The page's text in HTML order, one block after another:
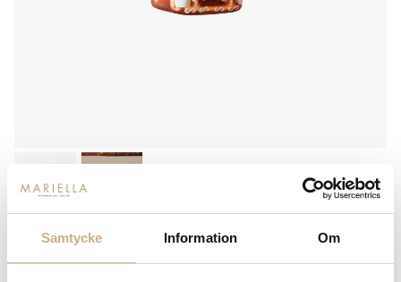
Samtycke Information Om
JULKULA - GRIMM HOUSE 1